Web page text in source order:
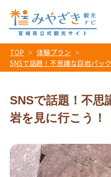
TOP
体験プラン
SNSで話題！不思議な巨岩パッ
SNSで話題！不思
岩を見に行こう！